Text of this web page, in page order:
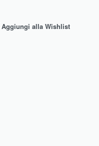
Aggiungi alla Wishlist